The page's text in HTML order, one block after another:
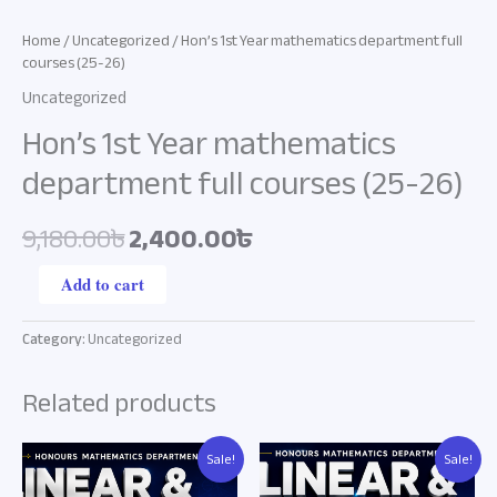
Home/Uncategorized/ Hon’s 1st Year mathematics department full
courses (25-26)
Uncategorized
Hon’s 1st Year mathematics
department full courses (25-26)
9,180.00৳2,400.00৳
Add to cart
Category:Uncategorized
Related products
Sale!
Original
price
was:
Current
price
is:
Sale!
Original
price
was:
Current
price
is: